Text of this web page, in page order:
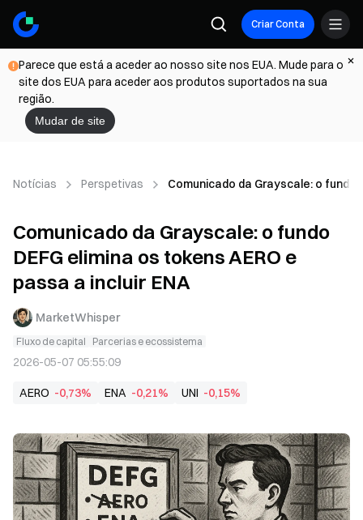
Criar Conta
Parece que está a aceder ao nosso site nos EUA. Mude para o
site dos EUA para aceder aos produtos suportados na sua
região.
Mudar de site
Notícias Perspetivas Comunicado da Grayscale: o fundo
Comunicado da Grayscale: o fundo
DEFG elimina os tokens AERO e
passa a incluir ENA
MarketWhisper
Fluxo de capital Parcerias e ecossistema
2026-05-07 05:55:09
AERO -0,73% ENA -0,21% UNI -0,15%